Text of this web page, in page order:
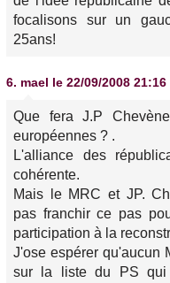
focalisons sur un
25ans!
6. mael le 22/09/2008 21:16
Que fera J.P
européennes ? .
L'alliance des
cohérente.
Mais le MRC et JP.
pas franchir ce pas
participation à la
J'ose espérer qu'aucun
sur la liste du PS qui